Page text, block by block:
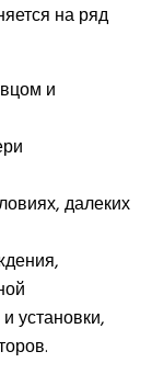
на ряд
и
далеких
установки,